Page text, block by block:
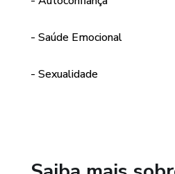
- Saúde Emocional
- Sexualidade